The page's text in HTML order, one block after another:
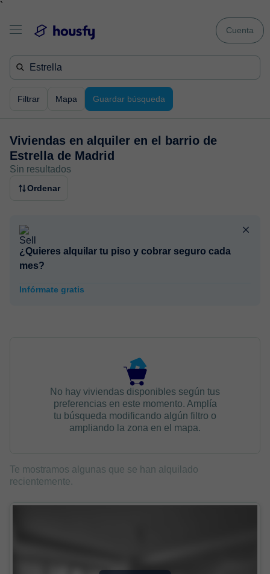
`
Cuenta
Filtrar Mapa Guardar búsqueda
Viviendas en alquiler en el barrio de
Estrella de Madrid
Sin resultados
Ordenar
¿Quieres alquilar tu piso y cobrar seguro cada
mes?
Infórmate gratis
No hay viviendas disponibles según tus
preferencias en este momento. Amplía
tu búsqueda modificando algún filtro o
ampliando la zona en el mapa.
Te mostramos algunas que se han alquilado
recientemente.